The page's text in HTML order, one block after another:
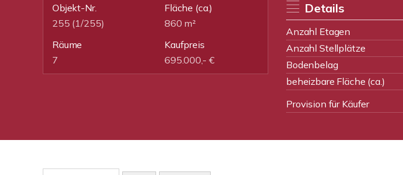
Objekt-Nr.
255 (1/255)
Fläche (ca.)
860 m²
Räume
7
Kaufpreis
695.000,- €
Details
Anzahl Etagen
Anzahl Stellplätze
Bodenbelag
beheizbare Fläche (ca.)
Provision für Käufer